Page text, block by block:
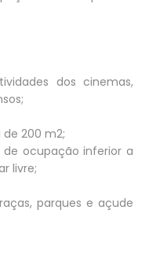
dos cinemas,
200 m2;
ocupação inferior a
livre;
parques e açude